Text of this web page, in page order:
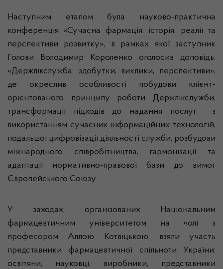
Наступним етапом була науково-практична
конференція «Сучасна фармація: історія, реалії та
перспективи розвитку», в рамках якої заступник
Голови Володимир Короленко оголосив доповідь:
«Держлікслужба: здобутки, виклики, перспективи»,
де окреслив особливості побудови клієнт-
орієнтованого принципу роботи Держлікслужби,
трансформації підходів до надання послуг з
використанням сучасних інформаційних технологій,
подальшої цифровізації діяльності служби, розбудови
міжнародного співробітництва, гармонізації та
адаптації нормативно-правової бази до вимог
Європейського Союзу.
У заходах, організованих Національним
фармацевтичним університетом на чолі з
професором Аллою Котвіцькою, взяли участь
представники фармацевтичної спільноти України:
освітяни, науковці, виробники, представники